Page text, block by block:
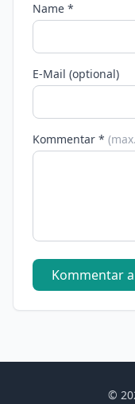
Name *
E-Mail (optional)
Kommentar *
Kommentar
©